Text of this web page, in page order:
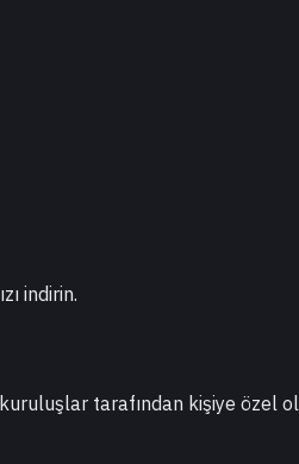
indirin.
kuruluşlar tarafından kişiye